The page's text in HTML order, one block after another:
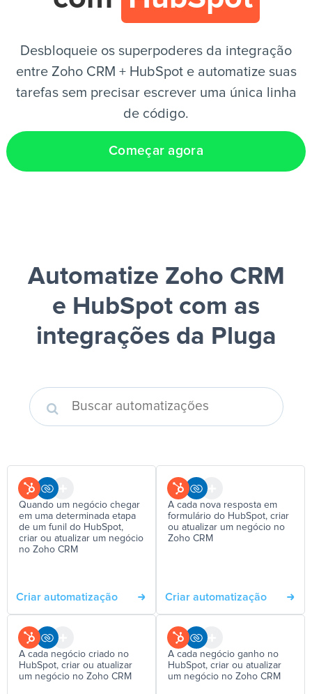
Desbloqueie os superpoderes da integração
entre Zoho CRM + HubSpot e automatize suas
tarefas sem precisar escrever uma única linha
de código.
Começar agora
Automatize Zoho CRM
e HubSpot com as
integrações da Pluga
Quando um negócio chegar
em uma determinada etapa
de um funil do HubSpot,
criar ou atualizar um negócio
no Zoho CRM
Criar automatização
A cada nova resposta em
formulário do HubSpot, criar
ou atualizar um negócio no
Zoho CRM
Criar automatização
A cada negócio criado no
HubSpot, criar ou atualizar
um negócio no Zoho CRM
A cada negócio ganho no
HubSpot, criar ou atualizar
um negócio no Zoho CRM